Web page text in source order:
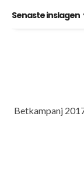
Senaste inslagen
Betkampanj